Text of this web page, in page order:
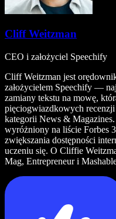
Cliff Weitzman
CEO i założyciel Speechify
Cliff Weitzman jest
założycielem Speechify —
zamiany tekstu na mowę,
pięciogwiazdkowych
kategorii News &
wyróżniony na liście Forbes
zwiększania dostępności
uczeniu się. O Cliffie
Mag, Entrepreneur i